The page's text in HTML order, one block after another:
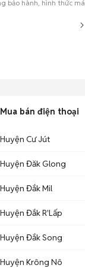
bảo hành, hình thức
Mua bán điện thoại
Huyện Cư Jút
Huyện Đăk Glong
Huyện Đắk Mil
Huyện Đắk R'Lấp
Huyện Đắk Song
Huyện Krông Nô